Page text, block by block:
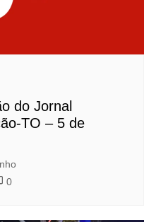
do Jornal
TO – 5 de
0